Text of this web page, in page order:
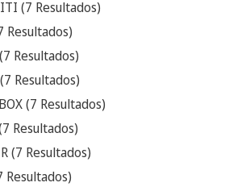
(7 Resultados)
Resultados)
(7 Resultados)
(7 Resultados)
(7 Resultados)
Resultados)
(7 Resultados)
Resultados)